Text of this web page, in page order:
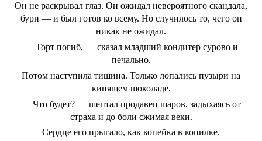
Он не раскрывал глаз. Он ожидал невероятного скандала,
бури — и был готов ко всему. Но случилось то, чего он
никак не ожидал.
— Торт погиб, — сказал младший кондитер сурово и
печально.
Потом наступила тишина. Только лопались пузыри на
кипящем шоколаде.
— Что будет? — шептал продавец шаров, задыхаясь от
страха и до боли сжимая веки.
Сердце его прыгало, как копейка в копилке.